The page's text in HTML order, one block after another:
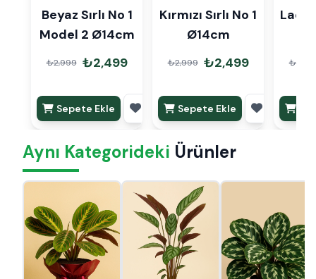
Beyaz Sırlı No 1
Model 2 Ø14cm
₺2,999 ₺2,499
Sepete Ekle
Kırmızı Sırlı No 1
Ø14cm
₺2,999 ₺2,499
Sepete Ekle
Aynı Kategorideki Ürünler